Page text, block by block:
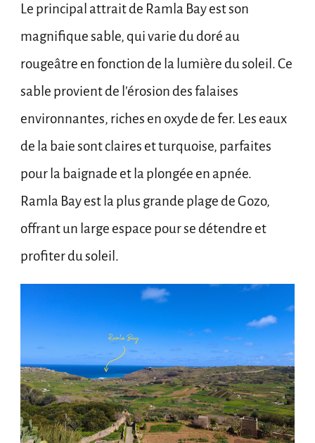
Le principal attrait de Ramla Bay est son
magnifique sable, qui varie du doré au
rougeâtre en fonction de la lumière du soleil. Ce
sable provient de l’érosion des falaises
environnantes, riches en oxyde de fer. Les eaux
de la baie sont claires et turquoise, parfaites
pour la baignade et la plongée en apnée.
Ramla Bay est la plus grande plage de Gozo,
offrant un large espace pour se détendre et
profiter du soleil.